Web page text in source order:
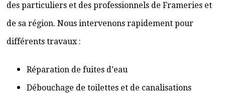
des particuliers et des professionnels de Frameries et
de sa région. Nous intervenons rapidement pour
différents travaux :
Réparation de fuites d’eau
Débouchage de toilettes et de canalisations